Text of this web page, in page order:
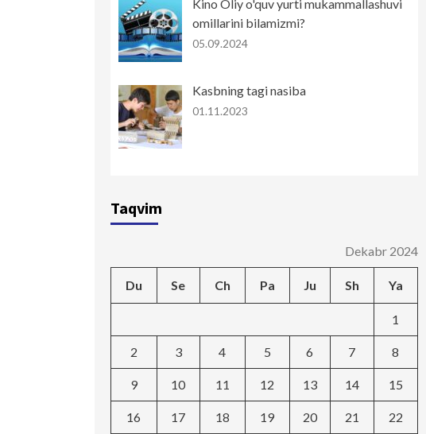
Kino Oliy o'quv yurti mukammallashuvi
omillarini bilamizmi?
05.09.2024
Kasbning tagi nasiba
01.11.2023
Taqvim
Dekabr 2024
Du Se Ch Pa Ju Sh Ya
1
2 3 4 5 6 7 8
9 10 11 12 13 14 15
16 17 18 19 20 21 22